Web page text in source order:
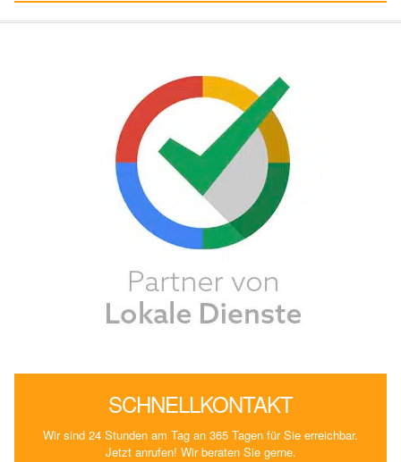
SCHNELLKONTAKT
Wir sind 24 Stunden am Tag an 365 Tagen für Sie erreichbar.
Jetzt anrufen! Wir beraten Sie gerne.